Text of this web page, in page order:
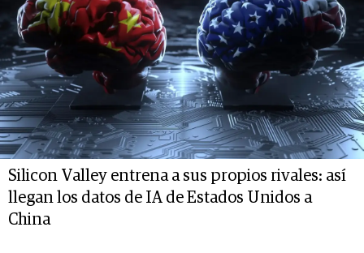
Silicon Valley entrena a sus propios rivales: así
llegan los datos de IA de Estados Unidos a
China